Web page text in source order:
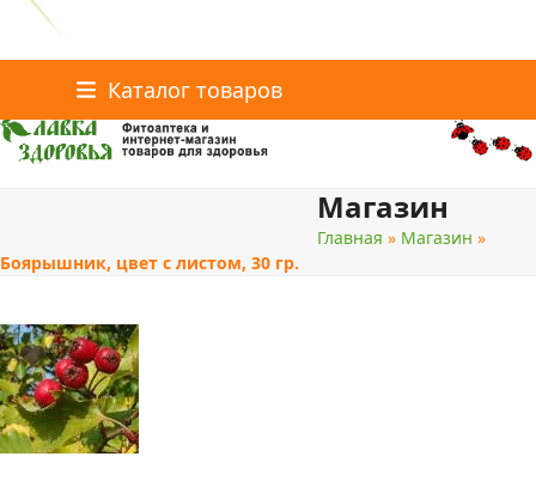
content
Каталог товаров
Доставка и оплата
Скидки
Магазин
Главная » Магазин »
Боярышник, цвет с листом, 30 гр.